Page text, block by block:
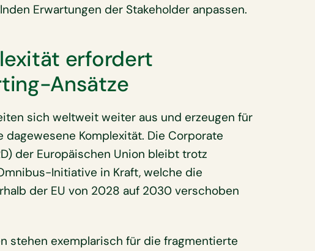
Erwartungen der Stakeholder anpassen.
erfordert
Ansätze
sich weltweit weiter aus und erzeugen für
Komplexität. Die Corporate
der Europäischen Union bleibt trotz
Initiative in Kraft, welche die
der EU von 2028 auf 2030 verschoben
stehen exemplarisch für die fragmentierte